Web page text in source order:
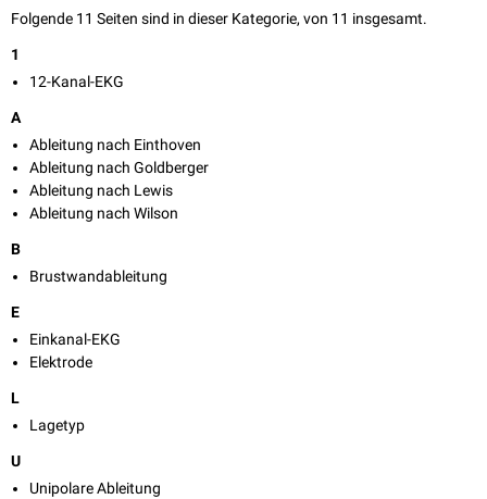
Folgende 11 Seiten sind in dieser Kategorie, von 11 insgesamt.
1
12-Kanal-EKG
A
Ableitung nach Einthoven
Ableitung nach Goldberger
Ableitung nach Lewis
Ableitung nach Wilson
B
Brustwandableitung
E
Einkanal-EKG
Elektrode
L
Lagetyp
U
Unipolare Ableitung